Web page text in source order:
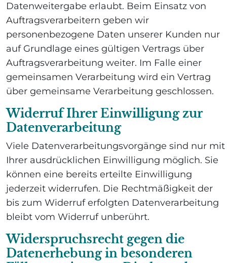
Datenweitergabe erlaubt. Beim Einsatz von
Auftragsverarbeitern geben wir
personenbezogene Daten unserer Kunden nur
auf Grundlage eines gültigen Vertrags über
Auftragsverarbeitung weiter. Im Falle einer
gemeinsamen Verarbeitung wird ein Vertrag
über gemeinsame Verarbeitung geschlossen.
Widerruf Ihrer Einwilligung zur
Datenverarbeitung
Viele Datenverarbeitungsvorgänge sind nur mit
Ihrer ausdrücklichen Einwilligung möglich. Sie
können eine bereits erteilte Einwilligung
jederzeit widerrufen. Die Rechtmäßigkeit der
bis zum Widerruf erfolgten Datenverarbeitung
bleibt vom Widerruf unberührt.
Widerspruchsrecht gegen die
Datenerhebung in besonderen